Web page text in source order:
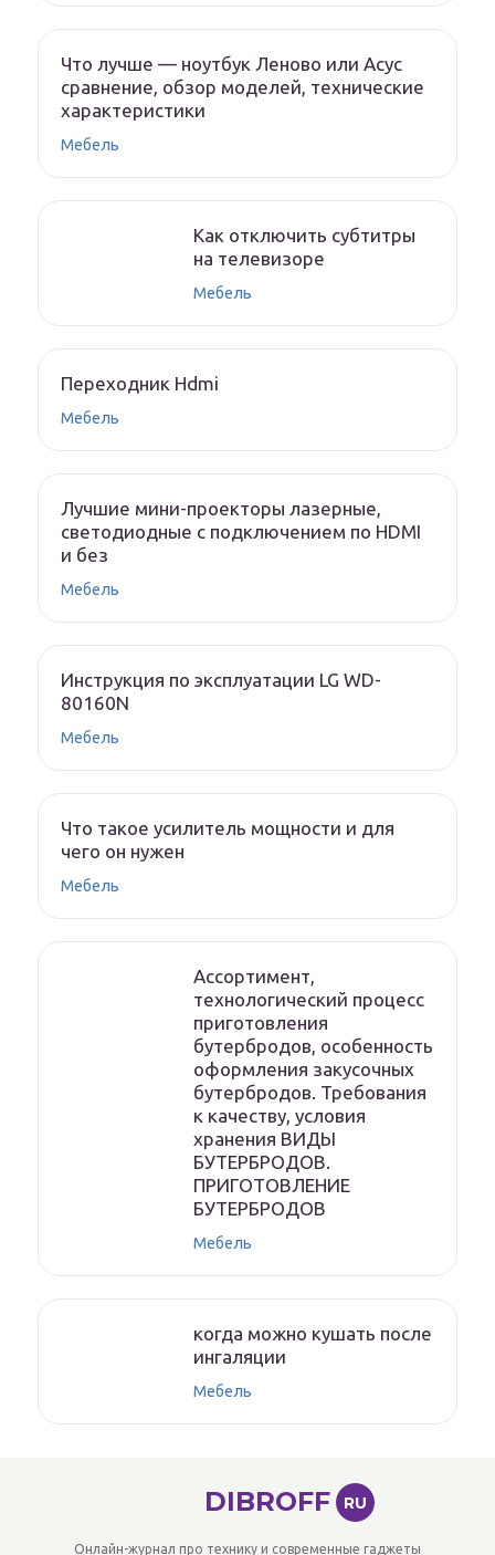
Что лучше — ноутбук Леново или Асус
сравнение, обзор моделей, технические
характеристики
Мебель
Как отключить субтитры
на телевизоре
Мебель
Переходник Hdmi
Мебель
Лучшие мини-проекторы лазерные,
светодиодные с подключением по HDMI
и без
Мебель
Инструкция по эксплуатации LG WD-
80160N
Мебель
Что такое усилитель мощности и для
чего он нужен
Мебель
Ассортимент,
технологический процесс
приготовления
бутербродов, особенность
оформления закусочных
бутербродов. Требования
к качеству, условия
хранения ВИДЫ
БУТЕРБРОДОВ.
ПРИГОТОВЛЕНИЕ
БУТЕРБРОДОВ
Мебель
когда можно кушать после
ингаляции
Мебель
DIBROFF RU
Онлайн-журнал про технику и современные гаджеты